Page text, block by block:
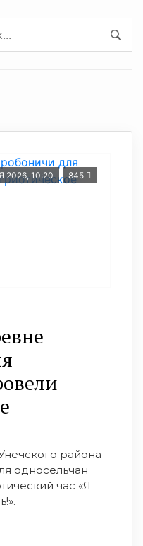
2026, 10:20 845
района
односельчан
час «Я